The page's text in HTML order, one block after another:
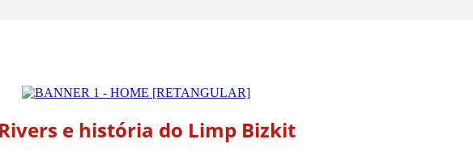
e história do Limp Bizkit